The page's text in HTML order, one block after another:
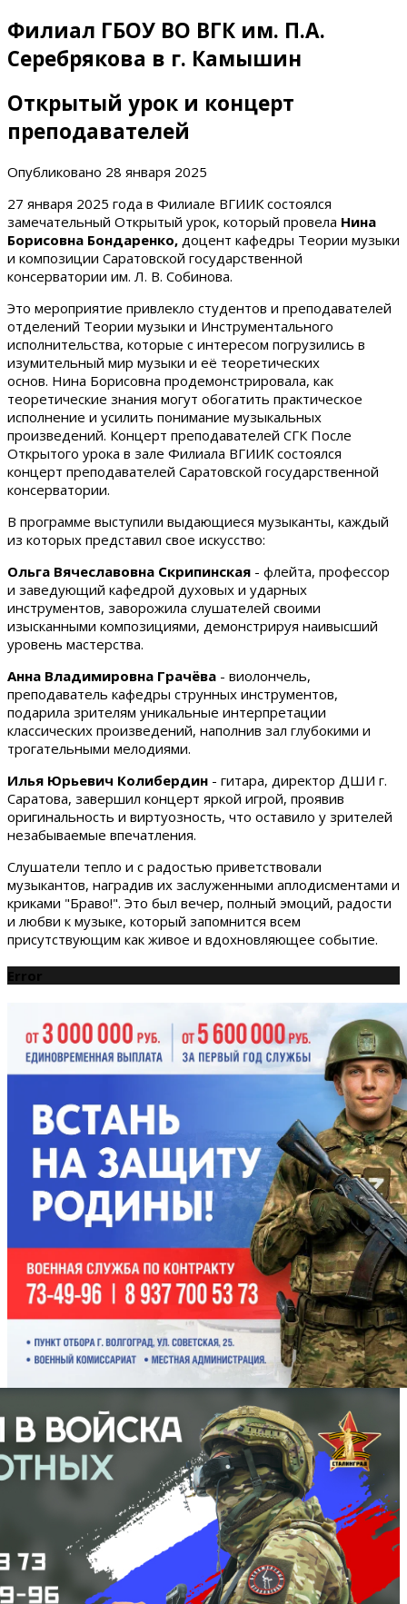
Филиал ГБОУ ВО ВГК им. П.А.
Серебрякова в г. Камышин
Открытый урок и концерт
преподавателей
Опубликовано 28 января 2025
27 января 2025 года в Филиале ВГИИК состоялся
замечательный Открытый урок, который провела Нина
Борисовна Бондаренко, доцент кафедры Теории музыки
и композиции Саратовской государственной
консерватории им. Л. В. Собинова.
Это мероприятие привлекло студентов и преподавателей
отделений Теории музыки и Инструментального
исполнительства, которые с интересом погрузились в
изумительный мир музыки и её теоретических
основ. Нина Борисовна продемонстрировала, как
теоретические знания могут обогатить практическое
исполнение и усилить понимание музыкальных
произведений. Концерт преподавателей СГК После
Открытого урока в зале Филиала ВГИИК состоялся
концерт преподавателей Саратовской государственной
консерватории.
В программе выступили выдающиеся музыканты, каждый
из которых представил свое искусство:
Ольга Вячеславовна Скрипинская - флейта, профессор
и заведующий кафедрой духовых и ударных
инструментов, заворожила слушателей своими
изысканными композициями, демонстрируя наивысший
уровень мастерства.
Анна Владимировна Грачёва - виолончель,
преподаватель кафедры струнных инструментов,
подарила зрителям уникальные интерпретации
классических произведений, наполнив зал глубокими и
трогательными мелодиями.
Илья Юрьевич Колибердин - гитара, директор ДШИ г.
Саратова, завершил концерт яркой игрой, проявив
оригинальность и виртуозность, что оставило у зрителей
незабываемые впечатления.
Слушатели тепло и с радостью приветствовали
музыкантов, наградив их заслуженными аплодисментами и
криками "Браво!". Это был вечер, полный эмоций, радости
и любви к музыке, который запомнится всем
присутствующим как живое и вдохновляющее событие.
Error